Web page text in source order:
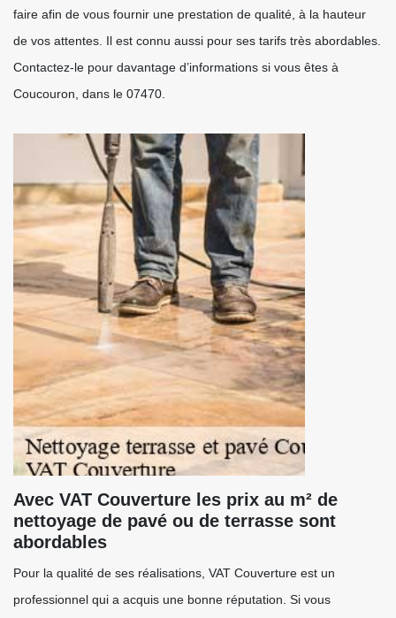
faire afin de vous fournir une prestation de qualité, à la hauteur
de vos attentes. Il est connu aussi pour ses tarifs très abordables.
Contactez-le pour davantage d’informations si vous êtes à
Coucouron, dans le 07470.
Avec VAT Couverture les prix au m² de
nettoyage de pavé ou de terrasse sont
abordables
Pour la qualité de ses réalisations, VAT Couverture est un
professionnel qui a acquis une bonne réputation. Si vous